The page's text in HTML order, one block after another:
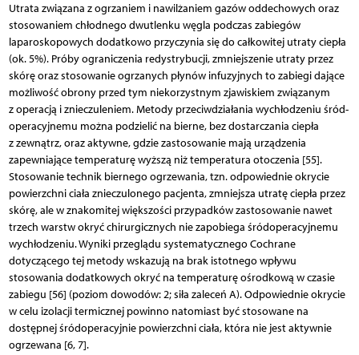
Utrata związana z ogrzaniem i nawilżaniem gazów oddechowych oraz
stosowaniem chłodnego dwutlenku węgla podczas zabiegów
laparoskopowych dodatkowo przyczynia się do całkowitej utraty ciepła
(ok. 5%). Próby ograniczenia redystrybucji, zmniejszenie utraty przez
skórę oraz stosowanie ogrzanych płynów infuzyjnych to zabiegi dające
możliwość obrony przed tym niekorzystnym zjawiskiem związanym
z operacją i znieczuleniem. Metody przeciwdziałania wychłodzeniu śród­
operacyjnemu można podzielić na bierne, bez dostarczania ciepła
z zewnątrz, oraz aktywne, gdzie zastosowanie mają urządzenia
zapewniające temperaturę wyższą niż temperatura otoczenia [55].
Stosowanie technik biernego ogrzewania, tzn. odpowiednie okrycie
powierzchni ciała znieczulonego pacjenta, zmniejsza utratę ciepła przez
skórę, ale w znakomitej większości przypadków zastosowanie nawet
trzech warstw okryć chirurgicznych nie zapobiega śródoperacyjnemu
wychłodzeniu. Wyniki przeglądu systematycznego Cochrane
dotyczącego tej metody wskazują na brak istotnego wpływu
stosowania dodatkowych okryć na temperaturę ośrodkową w czasie
zabiegu [56] (poziom dowodów: 2; siła zaleceń A). Odpowiednie okrycie
w celu izolacji termicznej powinno natomiast być stosowane na
dostępnej śródoperacyjnie powierzchni ciała, która nie jest aktywnie
ogrzewana [6, 7].